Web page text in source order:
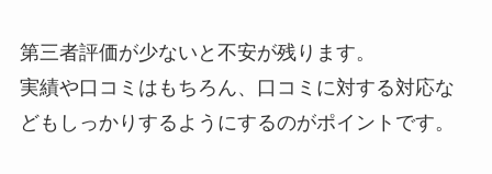
第三者評価が少ないと不安が残ります。
実績や口コミはもちろん、口コミに対する対応な
どもしっかりするようにするのがポイントです。